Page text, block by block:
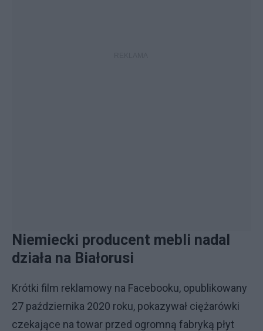
Niemiecki producent mebli nadal
działa na Białorusi
Krótki film reklamowy na Facebooku, opublikowany
27 października 2020 roku, pokazywał ciężarówki
czekające na towar przed ogromną fabryką płyt